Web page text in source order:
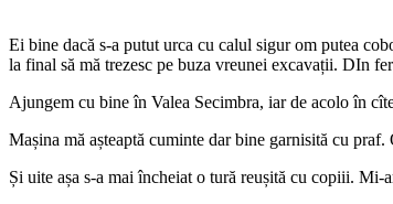
Ei bine dacă s-a putut urca cu calul sigur om putea
la final să mă trezesc pe buza vreunei excavații. DIn
Ajungem cu bine în Valea Secimbra, iar de acolo în
Mașina mă așteaptă cuminte dar bine garnisită cu
Și uite așa s-a mai încheiat o tură reușită cu copiii.